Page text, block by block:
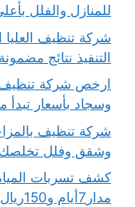
للمنازل والفلل
التنفيذ نتائج
ارخص شركة
وسجاد بأسعار تبدأ من 99
وشقق وفلل
مدار7أيام و150ريال خصم فوري